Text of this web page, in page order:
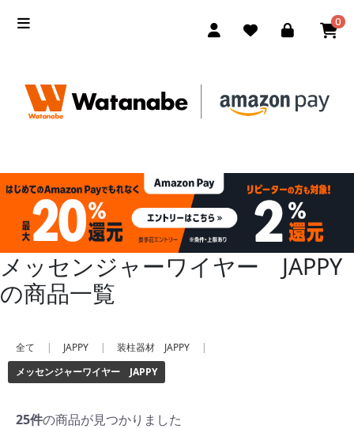
0
メッセンジャーワイヤー JAPPY
の商品一覧
全て | JAPPY | 装柱器材 JAPPY
|
メッセンジャーワイヤー JAPPY
25件の商品が見つかりました